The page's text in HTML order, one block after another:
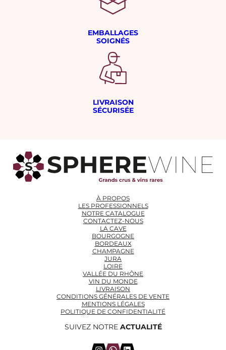
EMBALLAGES
SOIGNÉS
LIVRAISON
SÉCURISÉE
À PROPOS
LES PROFESSIONNELS
NOTRE CATALOGUE
CONTACTEZ-NOUS
LA CAVE
BOURGOGNE
BORDEAUX
CHAMPAGNE
JURA
LOIRE
VALLÉE DU RHÔNE
VIN DU MONDE
LIVRAISON
CONDITIONS GÉNÉRALES DE VENTE
MENTIONS LÉGALES
POLITIQUE DE CONFIDENTIALITÉ
SUIVEZ NOTRE ACTUALITÉ